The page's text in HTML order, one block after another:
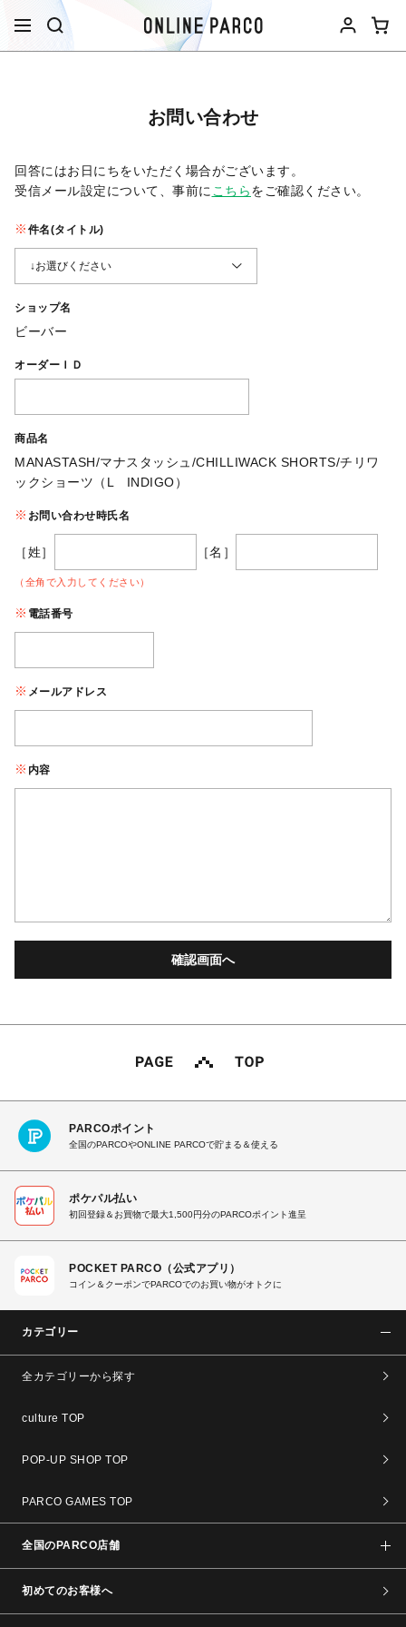
お問い合わせ
回答にはお日にちをいただく場合がございます。
受信メール設定について、事前に こちらをご確認ください。​
件名(タイトル)
ショップ名
ビーバー
オーダーＩＤ
商品名
MANASTASH/マナスタッシュ/CHILLIWACK SHORTS/チリワ
ックショーツ（L INDIGO）
お問い合わせ時氏名
［姓］ ［名］
（全角で入力してください）
電話番号
メールアドレス
内容
PARCOポイント
全国のPARCOやONLINE PARCOで貯まる＆使える
ポケパル払い
初回登録＆お買物で最大1,500円分のPARCOポイント進呈
POCKET PARCO（公式アプリ）
コイン＆クーポンでPARCOでのお買い物がオトクに
カテゴリー
全カテゴリーから探す
culture TOP
POP-UP SHOP TOP
PARCO GAMES TOP
全国のPARCO店舗
初めてのお客様へ